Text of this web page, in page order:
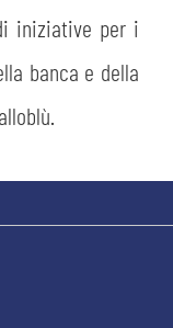
iniziative per i
banca e della